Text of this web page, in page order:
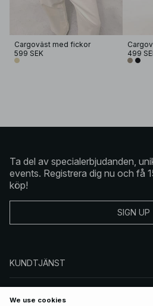
Cargoväst med fickor
599 SEK
499
Ta del av specialerbjudanden,
events. Registrera dig nu och få
köp!
SIGN UP
KUNDTJÄNST